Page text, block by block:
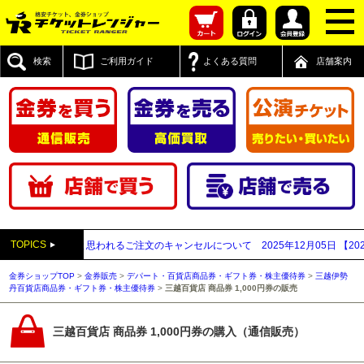
検索 ご利用ガイド よくある質問 店舗案内
TOPICS
買取業者と思われるご注文のキャンセルについて 2025年12月05日 【2025年
金券ショップTOP >金券販売 >デパート・百貨店商品券・ギフト券・株主優待券 > 三越伊勢
丹百貨店商品券・ギフト券・株主優待券 >三越百貨店 商品券 1,000円券の販売
三越百貨店 商品券 1,000円券の購入（通信販売）